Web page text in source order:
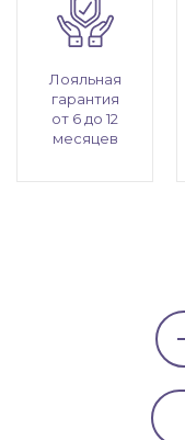
Лояльная
гарантия
от 6 до 12
месяцев